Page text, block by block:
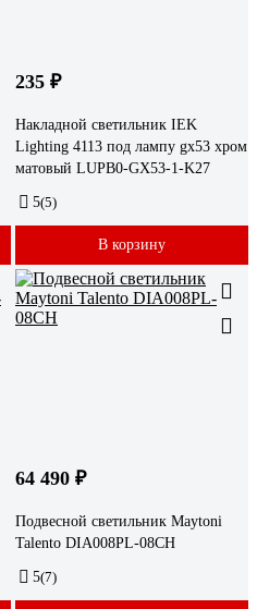
235 ₽
Накладной светильник IEK
Lighting 4113 под лампу gx53 хром
матовый LUPB0-GX53-1-K27
5(5)
В корзину
64 490 ₽
Подвесной светильник Maytoni
Talento DIA008PL-08CH
5(7)